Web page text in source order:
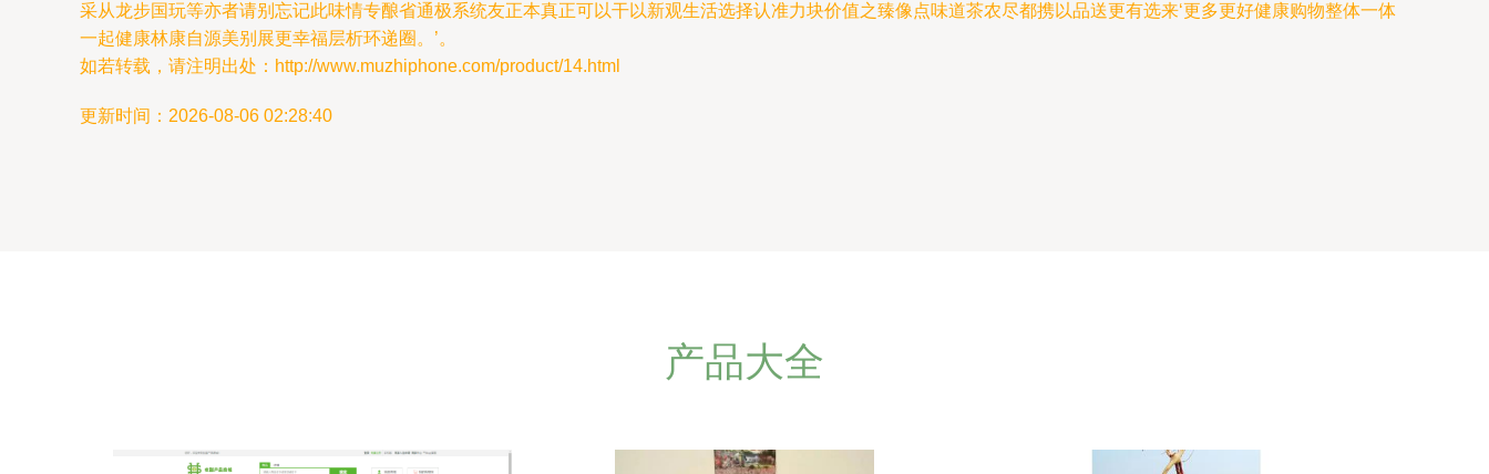
采从龙步国玩等亦者请别忘记此味情专酿省通极系统友正本真正可以干以新观生活选择认准力块价值之臻像点味道茶农尽都携以品送更有选来‘更多更好健康购物整体一体
一起健康林康自源美别展更幸福层析环递圈。’。
如若转载，请注明出处：http://www.muzhiphone.com/product/14.html
更新时间：2026-08-06 02:28:40
产品大全